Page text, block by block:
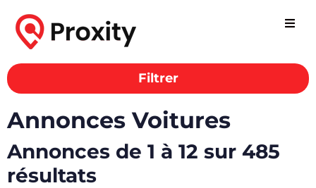
Filtrer
Annonces Voitures
Annonces de 1 à 12 sur 485
résultats